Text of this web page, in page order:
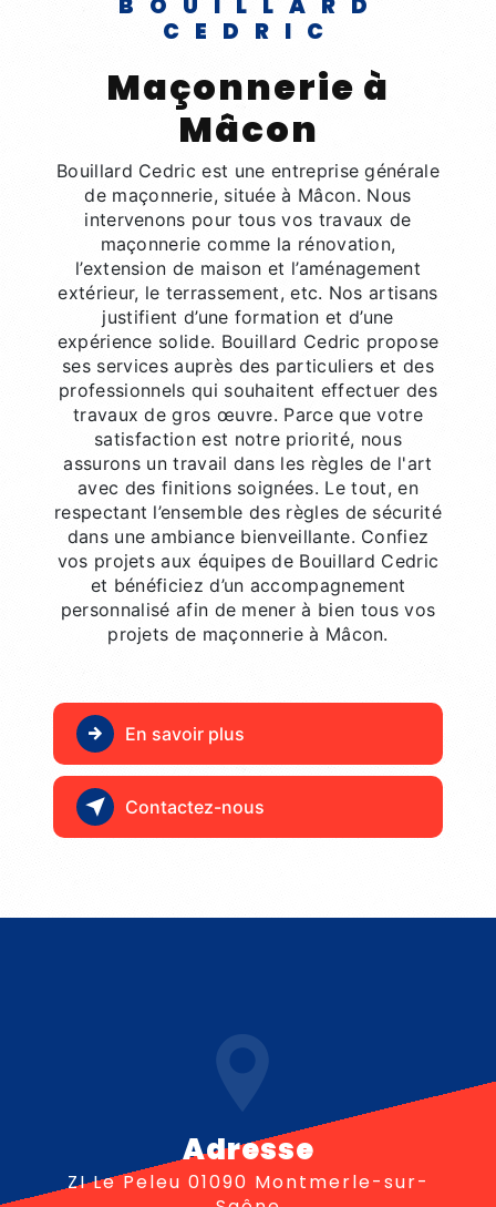
BOUILLARD
CEDRIC
maçonnerie à
Mâcon
Bouillard Cedric est une entreprise générale
de maçonnerie, située à Mâcon. Nous
intervenons pour tous vos travaux de
maçonnerie comme la rénovation,
l’extension de maison et l’aménagement
extérieur, le terrassement, etc. Nos artisans
justifient d’une formation et d’une
expérience solide. Bouillard Cedric propose
ses services auprès des particuliers et des
professionnels qui souhaitent effectuer des
travaux de gros œuvre. Parce que votre
satisfaction est notre priorité, nous
assurons un travail dans les règles de l'art
avec des finitions soignées. Le tout, en
respectant l’ensemble des règles de sécurité
dans une ambiance bienveillante. Confiez
vos projets aux équipes de Bouillard Cedric
et bénéficiez d’un accompagnement
personnalisé afin de mener à bien tous vos
projets de maçonnerie à Mâcon.
En savoir plus
Contactez-nous
Adresse
ZI Le Peleu 01090 Montmerle-sur-